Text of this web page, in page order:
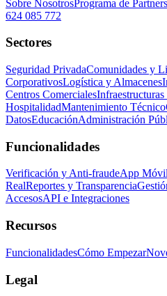
Sobre NosotrosPrograma de Partners
624 085 772
Sectores
Seguridad PrivadaComunidades y
CorporativosLogística y Almacenes
Centros Comerciales
HospitalidadMantenimiento Técnico
DatosEducaciónAdministración
Funcionalidades
Verificación y Anti-fraudeApp
RealReportes y Transparencia
AccesosAPI e Integraciones
Recursos
FuncionalidadesCómo Empezar
Legal